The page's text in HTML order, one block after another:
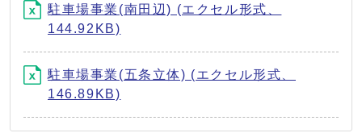
駐車場事業(南田辺) (エクセル形式、
144.92KB)
駐車場事業(五条立体) (エクセル形式、
146.89KB)